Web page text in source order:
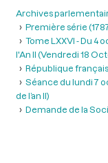
Archives
Première série
Tome LXXVI - Du 4
l'An II (Vendredi 18
République
Séance du lundi 7
de l’an II)
Demande de la